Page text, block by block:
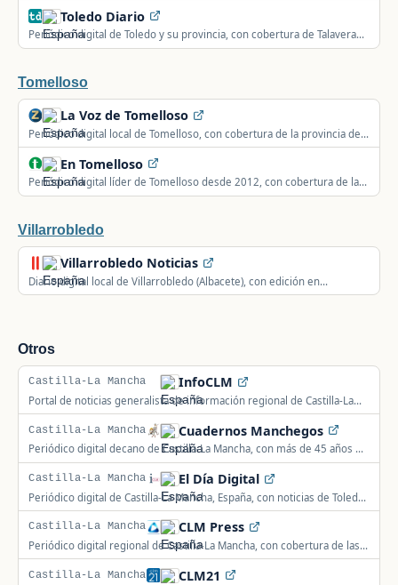
Toledo Diario
Periódico digital de Toledo y su provincia, con cobertura de Talavera
de la Reina, La Sagra y los Montes de Toledo.
Tomelloso
La Voz de Tomelloso
Periódico digital local de Tomelloso, con cobertura de la provincia de
Ciudad Real y servicios prácticos como farmacias y horarios de
transporte.En Tomelloso
Periódico digital líder de Tomelloso desde 2012, con cobertura de la
provincia de Ciudad Real y Castilla-La Mancha.
Villarrobledo
Villarrobledo Noticias
Diario digital local de Villarrobledo (Albacete), con edición en
televisión y radio propias, en activo desde hace más de 10 años.
Otros
InfoCLM
Castilla-La Mancha
Portal de noticias generalista de información regional de Castilla-La
Mancha.
Cuadernos Manchegos
Castilla-La Mancha
Periódico digital decano de Castilla-La Mancha, con más de 45 años de
trayectoria informativa en las cinco provincias.
El Día Digital
Castilla-La Mancha
Periódico digital de Castilla-La Mancha, España, con noticias de Toledo,
Ciudad Real, Albacete, Cuenca y Guadalajara.
CLM Press
Castilla-La Mancha
Periódico digital regional de Castilla-La Mancha, con cobertura de las
cinco provincias, perteneciente al grupo de empresas Riempo.
CLM21
Castilla-La Mancha